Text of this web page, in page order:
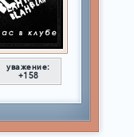
уважение:
+158